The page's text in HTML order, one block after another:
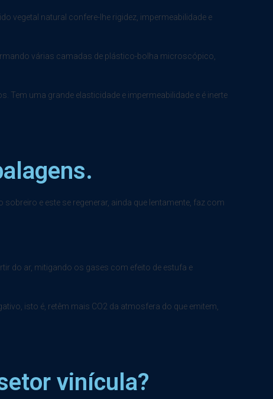
vegetal natural confere-lhe rigidez, impermeabilidade e
várias camadas de plástico-bolha microscópico,
Tem uma grande elasticidade e impermeabilidade e é inerte
e este se regenerar, ainda que lentamente, faz com
do ar, mitigando os gases com efeito de estufa e
isto é, retêm mais CO2 da atmosfera do que emitem,
vinícula?